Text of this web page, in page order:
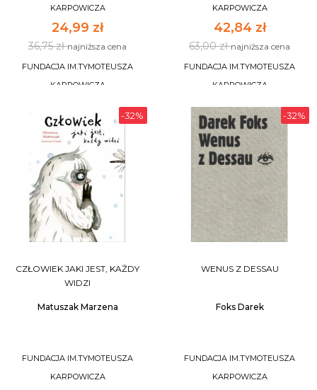
KARPOWICZA
24,99 zł
36,75 złnajniższa cena
FUNDACJA IM.TYMOTEUSZA
KARPOWICZA
DO KOSZYKA
KARPOWICZA
42,84 zł
63,00 złnajniższa cena
FUNDACJA IM.TYMOTEUSZA
KARPOWICZA
DO KOSZYKA
-32%
CZŁOWIEK JAKI JEST, KAŻDY
WIDZI
Matuszak Marzena
FUNDACJA IM.TYMOTEUSZA
KARPOWICZA
-32%
WENUS Z DESSAU
Foks Darek
FUNDACJA IM.TYMOTEUSZA
KARPOWICZA